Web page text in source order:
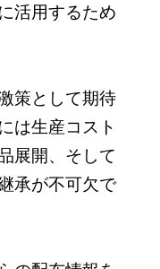
活用するため
策として期待
は生産コスト
展開、そして
承が不可欠で